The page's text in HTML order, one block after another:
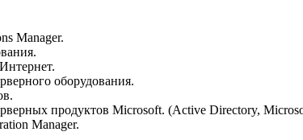
Manager.
оборудования.
продуктов Microsoft. (Active Directory,
Manager.